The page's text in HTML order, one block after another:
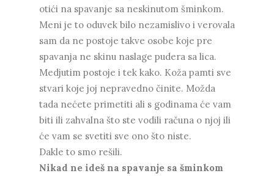
otići na spavanje sa neskinutom šminkom.
Meni je to oduvek bilo nezamislivo i verovala
sam da ne postoje takve osobe koje pre
spavanja ne skinu naslage pudera sa lica.
Medjutim postoje i tek kako. Koža pamti sve
stvari koje joj nepravedno činite. Možda
tada nećete primetiti ali s godinama će vam
biti ili zahvalna što ste vodili računa o njoj ili
će vam se svetiti sve ono što niste.
Dakle to smo rešili.
Nikad ne ideš na spavanje sa šminkom